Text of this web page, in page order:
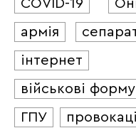
COVID-19
армія
інтернет
військові
ГПУ